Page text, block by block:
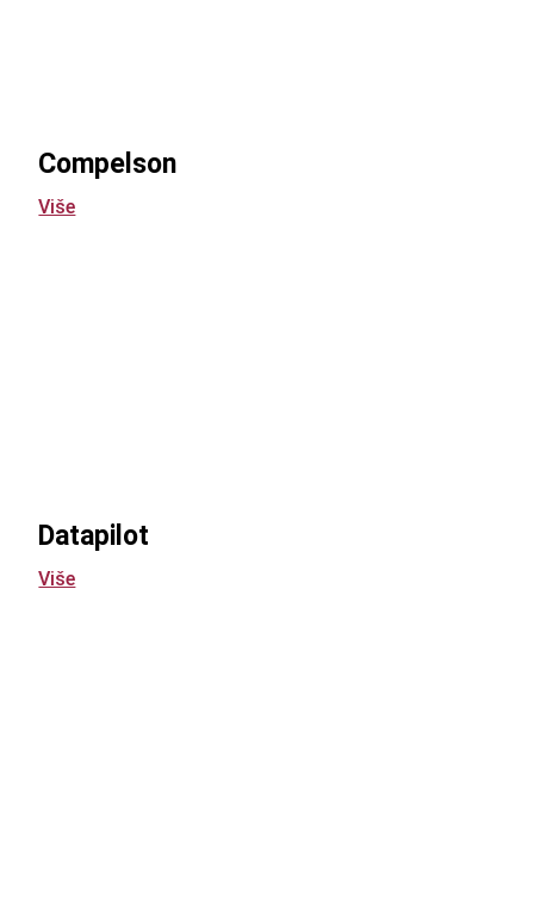
Compelson
Više
Datapilot
Više